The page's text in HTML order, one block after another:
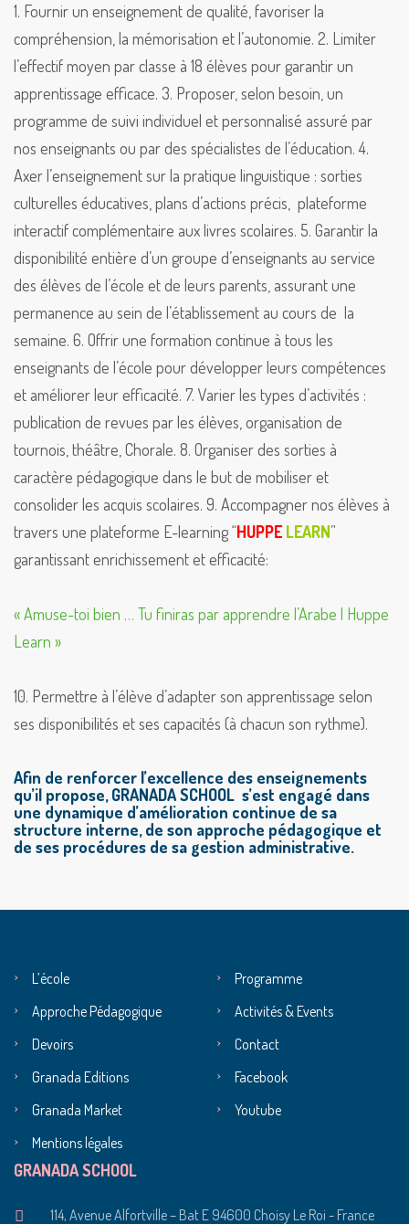
1. Fournir un enseignement de qualité, favoriser la
compréhension, la mémorisation et l’autonomie. 2. Limiter
l’effectif moyen par classe à 18 élèves pour garantir un
apprentissage efficace. 3. Proposer, selon besoin, un
programme de suivi individuel et personnalisé assuré par
nos enseignants ou par des spécialistes de l’éducation. 4.
Axer l’enseignement sur la pratique linguistique : sorties
culturelles éducatives, plans d’actions précis, plateforme
interactif complémentaire aux livres scolaires. 5. Garantir la
disponibilité entière d’un groupe d’enseignants au service
des élèves de l’école et de leurs parents, assurant une
permanence au sein de l’établissement au cours de la
semaine. 6. Offrir une formation continue à tous les
enseignants de l’école pour développer leurs compétences
et améliorer leur efficacité. 7. Varier les types d’activités :
publication de revues par les élèves, organisation de
tournois, théâtre, Chorale. 8. Organiser des sorties à
caractère pédagogique dans le but de mobiliser et
consolider les acquis scolaires. 9. Accompagner nos élèves à
travers une plateforme E-learning “HUPPE LEARN”
garantissant enrichissement et efficacité:
« Amuse-toi bien … Tu finiras par apprendre l’Arabe | Huppe
Learn »
10. Permettre à l’élève d’adapter son apprentissage selon
ses disponibilités et ses capacités (à chacun son rythme).
Afin de renforcer l’excellence des enseignements
qu’il propose, GRANADA SCHOOL s’est engagé dans
une dynamique d’amélioration continue de sa
structure interne, de son approche pédagogique et
de ses procédures de sa gestion administrative.
L’école
Programme
Approche Pédagogique
Activités & Events
Devoirs
Contact
Granada Editions
Facebook
Granada Market
Youtube
Mentions légales
GRANADA SCHOOL
114, Avenue Alfortville – Bat E 94600 Choisy Le Roi - France